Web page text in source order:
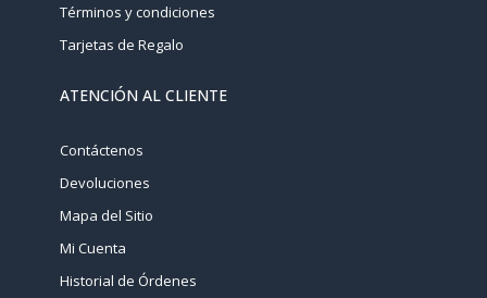
Términos y condiciones
Tarjetas de Regalo
ATENCIÓN AL CLIENTE
Contáctenos
Devoluciones
Mapa del Sitio
Mi Cuenta
Historial de Órdenes